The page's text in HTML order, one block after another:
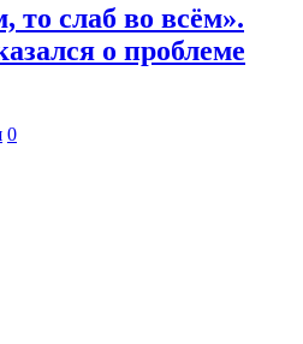
то слаб во всём».
о проблеме
0